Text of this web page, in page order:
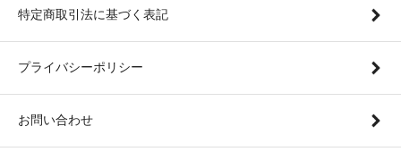
特定商取引法に基づく表記
プライバシーポリシー
お問い合わせ